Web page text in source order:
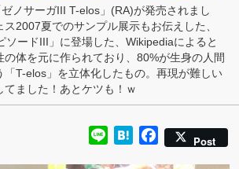
ゼノサーガIII T-elos 」(RA)が発売されまし
ス2007夏でのサンプル展示もお伝えした、
ソードIII 」に登場した、 Wikipediaによると
の体を元に作られており、80%が生身の人間
「T-elos」を立体化したもの。再現が難しい
ました！あとケツも！ｗ
Line HatenaFacebook
Post